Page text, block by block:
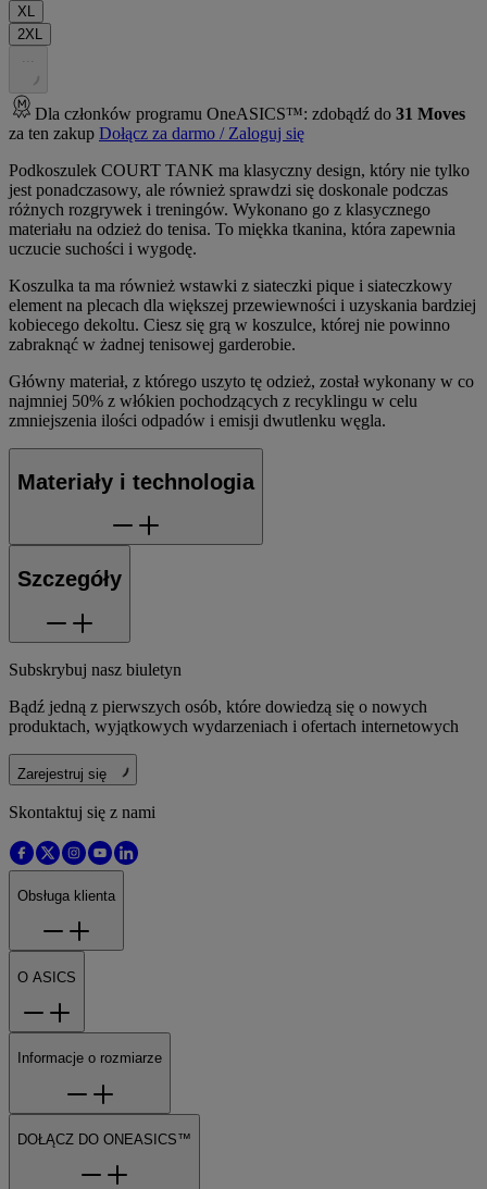
XL
2XL
. . .
Dla członków programu OneASICS™: zdobądź do 31 Moves
za ten zakup Dołącz za darmo / Zaloguj się
Podkoszulek COURT TANK ma klasyczny design, który nie tylko
jest ponadczasowy, ale również sprawdzi się doskonale podczas
różnych rozgrywek i treningów. Wykonano go z klasycznego
materiału na odzież do tenisa. To miękka tkanina, która zapewnia
uczucie suchości i wygodę.
Koszulka ta ma również wstawki z siateczki pique i siateczkowy
element na plecach dla większej przewiewności i uzyskania bardziej
kobiecego dekoltu. Ciesz się grą w koszulce, której nie powinno
zabraknąć w żadnej tenisowej garderobie.
Główny materiał, z którego uszyto tę odzież, został wykonany w co
najmniej 50% z włókien pochodzących z recyklingu w celu
zmniejszenia ilości odpadów i emisji dwutlenku węgla.
Materiały i technologia
Szczegóły
Subskrybuj nasz biuletyn
Bądź jedną z pierwszych osób, które dowiedzą się o nowych
produktach, wyjątkowych wydarzeniach i ofertach internetowych
Zarejestruj się
Skontaktuj się z nami
Obsługa klienta
O ASICS
Informacje o rozmiarze
DOŁĄCZ DO ONEASICS™